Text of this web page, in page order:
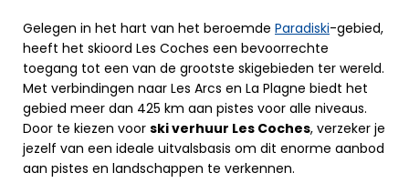
Gelegen in het hart van het beroemde Paradiski-gebied,
heeft het skioord Les Coches een bevoorrechte
toegang tot een van de grootste skigebieden ter wereld.
Met verbindingen naar Les Arcs en La Plagne biedt het
gebied meer dan 425 km aan pistes voor alle niveaus.
Door te kiezen voor ski verhuur Les Coches, verzeker je
jezelf van een ideale uitvalsbasis om dit enorme aanbod
aan pistes en landschappen te verkennen.